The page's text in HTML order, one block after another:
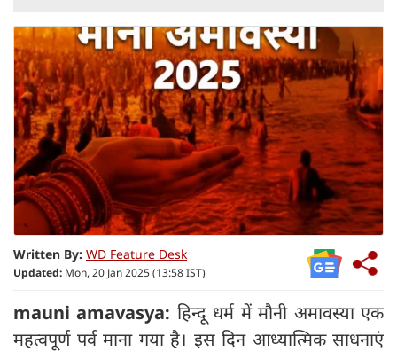
Written By: WD Feature Desk
Updated: Mon, 20 Jan 2025 (13:58 IST)
mauni amavasya: हिन्दू धर्म में मौनी अमावस्या एक
महत्वपूर्ण पर्व माना गया है। इस दिन आध्यात्मिक साधनाएं